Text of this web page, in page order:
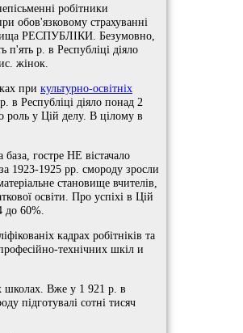
робітники
обов'язковому страхуванні
РЕСПУБЛІКИ. Безумовно,
п'ять р. в Республіці діяло
жінок.
при культурно-освітніх
в Республіці діяло понад 2
роль у Цій делу. В цілому в
гостре НЕ вістачало
1923-1925 рр. смороду зросли
становище вчителів,
освіти. Про успіхі в Цій
до 60%.
кадрах робітніків та
технічних шкіл и
школах. Вже у 1 921 р. в
підготувалі сотні тисяч